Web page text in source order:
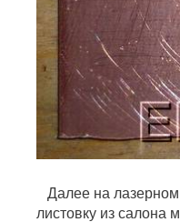
Далее на лазерном
листовку из салона